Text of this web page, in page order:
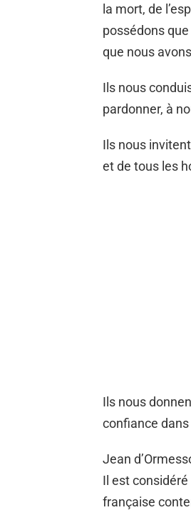
la mort, de
possédons
que nous
Ils nous
pardonner, à
Ils nous
et de tous les
Ils nous
confiance
Jean
Il est
française